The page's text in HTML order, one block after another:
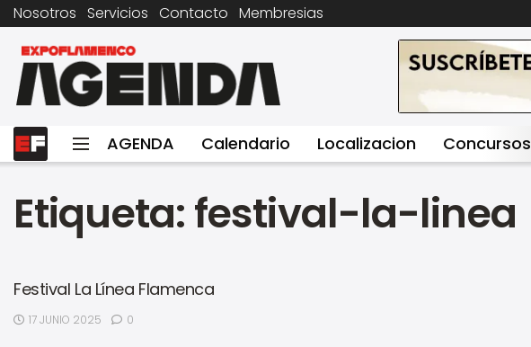
Nosotros Servicios Contacto Membresias
AGENDA Calendario Localizacion Concursos
Etiqueta:festival-la-linea
Festival La Línea Flamenca
17 JUNIO 2025 0